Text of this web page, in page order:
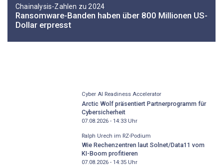
Chainalysis-Zahlen zu 2024
Ransomware-Banden haben über 800 Millionen US-
Dollar erpresst
Cyber AI Readiness Accelerator
Arctic Wolf präsentiert Partnerprogramm für
Cybersicherheit
07.08.2026 - 14:33Uhr
Ralph Urech im RZ-Podium
Wie Rechenzentren laut Solnet/Data11 vom
KI-Boom profitieren
07.08.2026 - 14:35Uhr